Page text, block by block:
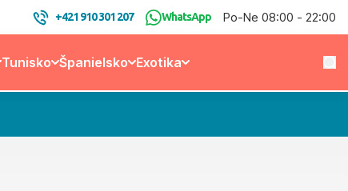
+421 910 301 207 WhatsApp Po-Ne 08:00 - 22:00
Tunisko Španielsko Exotika